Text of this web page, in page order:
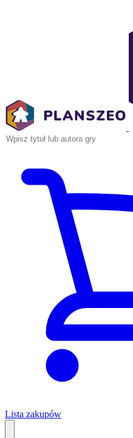
Lista zakupów